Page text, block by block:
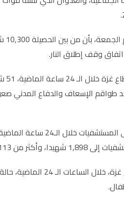
وقف إطلاق النار.
طواقم الإسعاف والدفاع المدني
من 14,113 إصابة.